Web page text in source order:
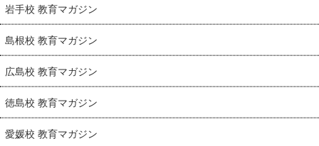
岩手校 教育マガジン
島根校 教育マガジン
広島校 教育マガジン
徳島校 教育マガジン
愛媛校 教育マガジン